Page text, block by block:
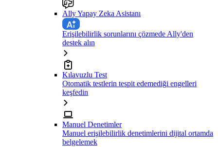
Ally Yapay Zeka Asistanı
Erişilebilirlik sorunlarını çözmede Ally'den
destek alın
Kılavuzlu Test
Otomatik testlerin tespit edemediği engelleri
keşfedin
Manuel Denetimler
Manuel erişilebilirlik denetimlerini dijital ortamda
belgelemek